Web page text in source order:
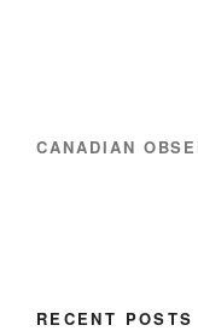
CANADIAN
RECENT POSTS